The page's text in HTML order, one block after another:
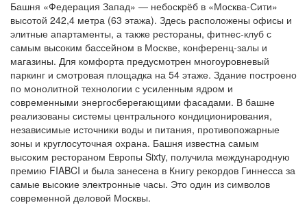
Башня «Федерация Запад» — небоскрёб в «Москва-Сити»
высотой 242,4 метра (63 этажа). Здесь расположены офисы и
элитные апартаменты, а также рестораны, фитнес-клуб с
самым высоким бассейном в Москве, конференц-залы и
магазины. Для комфорта предусмотрен многоуровневый
паркинг и смотровая площадка на 54 этаже. Здание построено
по монолитной технологии с усиленным ядром и
современными энергосберегающими фасадами. В башне
реализованы системы центрального кондиционирования,
независимые источники воды и питания, противопожарные
зоны и круглосуточная охрана. Башня известна самым
высоким рестораном Европы Sixty, получила международную
премию FIABCI и была занесена в Книгу рекордов Гиннесса за
самые высокие электронные часы. Это один из символов
современной деловой Москвы.